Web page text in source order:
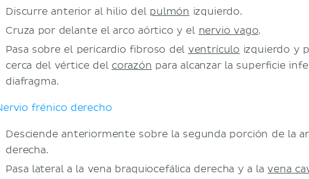
Discurre anterior al hilio del pulmón izquierdo.
Cruza por delante el arco aórtico y el nervio vago.
Pasa sobre el pericardio fibroso del ventrículo izquierdo y
cerca del vértice del corazón para alcanzar la superficie
diafragma.
frénico derecho
Desciende anteriormente sobre la segunda porción de la
derecha.
Pasa lateral a la vena braquiocefálica derecha y a lavena